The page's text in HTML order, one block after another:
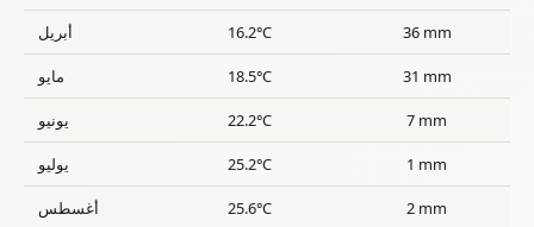
أبريل 16.2°C 36 mm
مايو 18.5°C 31 mm
يونيو 22.2°C 7 mm
يوليو 25.2°C 1 mm
أغسطس 25.6°C 2 mm